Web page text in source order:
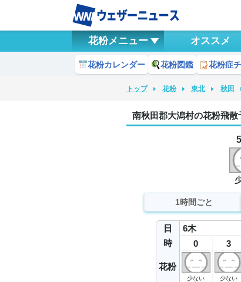
花粉メニュー オススメ
花粉カレンダー 花粉図鑑 花粉症
トップ 花粉 東北 秋田
南秋田郡大潟村の花粉飛散
1時間ごと
日
時
花粉
6木
0
少ない
3
少ない